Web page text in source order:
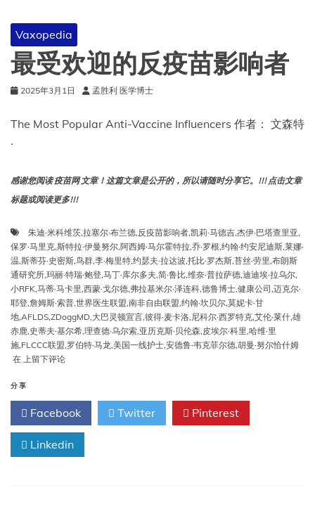
Vaxopedia
最受欢迎的反疫苗影响者
2025年3月1日 孟胜利 医学博士
The Most Popular Anti-Vaccine Influencers 作者： 文森特
·
感谢您阅读 疫苗网 文章！这篇文章是公开的，所以请随时分享它。!!! 点击文章
标题或阅读更多!!!
朱迪·米科维茨,拉塞尔·布兰德,反疫苗影响者,凯莉·马德吉,杰伊·巴塔查里亚,
保罗·马里克,斯特拉·伊曼努尔,阿西姆·马尔霍特拉,乔·罗根,约翰·约安尼迪斯,莱娜·
温,斯蒂芬·史密斯,鸟群,李·梅里特,约瑟夫·拉达波,托比·罗杰斯,苔丝·劳里,布朗斯
通研究所,玛丽·特瑞·鲍登,马丁·库尔多夫,简·鲁比,维奈·普拉萨德,迪迪埃·拉乌尔,
小RFK,马蒂·马卡里,西蒙·戈尔德,弗拉基米尔·泽连科,德鲁博士,健康公司,迈克尔·
耶登,詹姆斯·索普,世界医生联盟,南非自由联盟,约翰·坎贝尔,莫妮卡·甘
地,AFLDS,ZDoggMD,大巴灵顿宣言,彼得·麦卡洛,尼科尔·西罗特克,艾伦·莱什,雄
赤鹿,史蒂夫·基尔希,理查德·乌尔索,亚历克斯·贝伦森,皮埃尔·科里,哈维·里
施,FLCCC联盟,罗伯特·马龙,美国一线护士,安德鲁·韦克菲尔德,胡曼·努尔恰什姆
在 最
欢
迎
的
反
疫
苗
上留下评论
分享
Facebook Twitter Pinterest
Linkedin